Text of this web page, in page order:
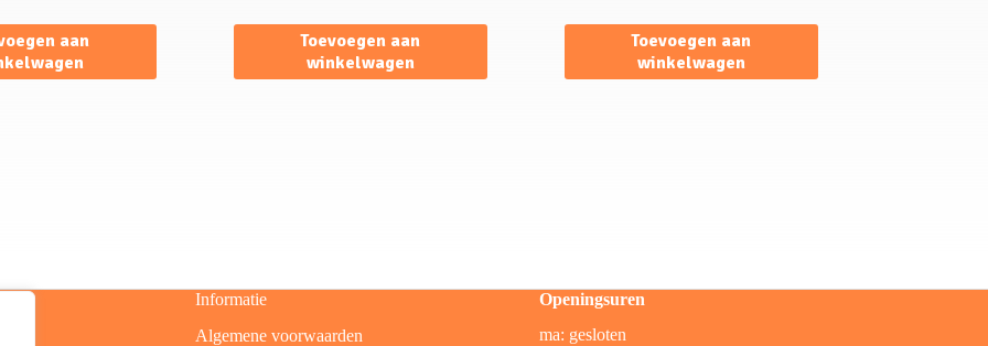
aan
Toevoegen aan
winkelwagen
Toevoegen aan
winkelwagen
Informatie
Algemene voorwaarden
Openingsuren
ma: gesloten